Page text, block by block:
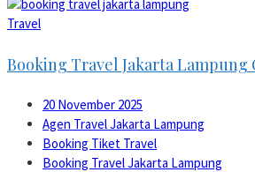
Travel
Booking Travel Jakarta Lampung
20 November 2025
Agen Travel Jakarta Lampung
Booking Tiket Travel
Booking Travel Jakarta Lampung